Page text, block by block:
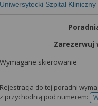
Uniwersytecki Szpital Kliniczny
Wymagane skierowanie
Rejestracja do tej poradni
z przychodnią pod numerem: